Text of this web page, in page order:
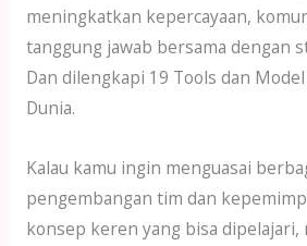
meningkatkan kepercayaan,
tanggung jawab bersama dengan
Dan dilengkapi 19 Tools dan
Dunia.
Kalau kamu ingin menguasai
pengembangan tim dan
konsep keren yang bisa dipelajari,